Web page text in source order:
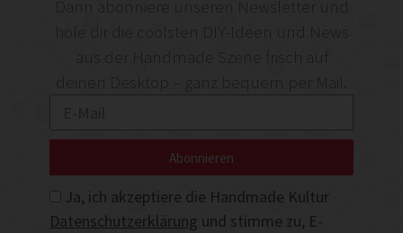
deinen Desktop – ganz bequem per Mail.
Ja, ich akzeptiere die Handmade Kultur
Datenschutzerklärung und stimme zu, E-
Abonnieren